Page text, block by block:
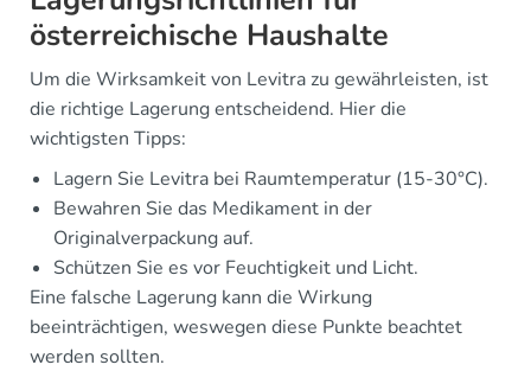
österreichische Haushalte
Um die Wirksamkeit von Levitra zu gewährleisten, ist
die richtige Lagerung entscheidend. Hier die
wichtigsten Tipps:
Lagern Sie Levitra bei Raumtemperatur (15-30°C).
Bewahren Sie das Medikament in der
Originalverpackung auf.
Schützen Sie es vor Feuchtigkeit und Licht.
Eine falsche Lagerung kann die Wirkung
beeinträchtigen, weswegen diese Punkte beachtet
werden sollten.